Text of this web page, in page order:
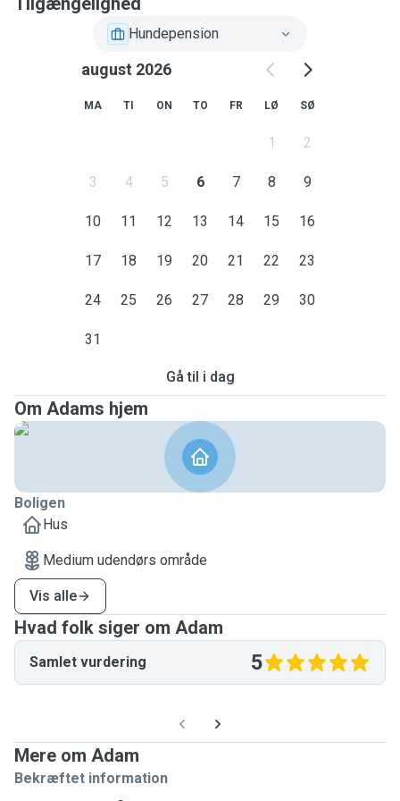
Hundepension
august 2026
MA TI ON TO FR LØ SØ
1 2
3 4 5 6 7 8 9
10 11 12 13 14 15 16
17 18 19 20 21 22 23
24 25 26 27 28 29 30
31
Gå til i dag
Om Adams hjem
Boligen
Hus
Medium udendørs område
Vis alle
Hvad folk siger om Adam
Samlet vurdering 5
Mere om Adam
Bekræftet information